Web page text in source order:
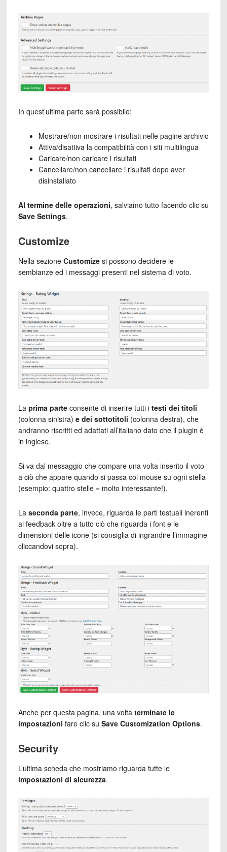
In quest’ultima parte sarà possibile:
Mostrare/non mostrare i risultati nelle pagine archivio
Attiva/disattiva la compatibilità con i siti multilingua
Caricare/non caricare i risultati
Cancellare/non cancellare i risultati dopo aver
disinstallato
Al termine delle operazioni, salviamo tutto facendo clic su
Save Settings.
Customize
Nella sezione Customizesi possono decidere le
sembianze ed i messaggi presenti nel sistema di voto.
La prima parteconsente di inserire tutti i testi dei titoli
(colonna sinistra) e dei sottotitoli (colonna destra), che
andranno riscritti ed adattati all’italiano dato che il plugin è
in inglese.
Si va dal messaggio che compare una volta inserito il voto
a ciò che appare quando si passa col mouse su ogni stella
(esempio: quattro stelle = molto interessante!).
La seconda parte, invece, riguarda le parti testuali inerenti
ai feedback oltre a tutto ciò che riguarda i font e le
dimensioni delle icone (si consiglia di ingrandire l’immagine
cliccandovi sopra).
Anche per questa pagina, una volta terminate le
impostazioni fare clic su Save Customization Options.
Security
L’ultima scheda che mostriamo riguarda tutte le
impostazioni di sicurezza.